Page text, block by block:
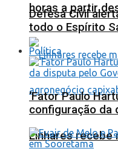
horas a partir
Linhares recebe
Defesa Civil
todo o Espírito
Política
‘Fator Paulo
configuração da